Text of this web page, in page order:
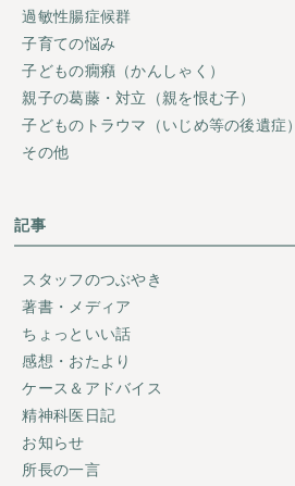
過敏性腸症候群
子育ての悩み
子どもの癇癪（かんしゃく）
親子の葛藤・対立（親を恨む子）
子どものトラウマ（いじめ等の後遺症）
その他
記事
スタッフのつぶやき
著書・メディア
ちょっといい話
感想・おたより
ケース＆アドバイス
精神科医日記
お知らせ
所長の一言